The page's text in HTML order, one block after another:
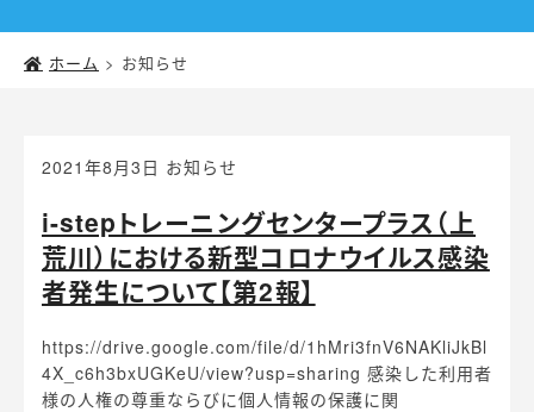
i
ホーム > お知らせ
2021年8月3日 お知らせ
i-stepトレーニングセンタープラス（上
荒川）における新型コロナウイルス感染
者発生について【第2報】
https://drive.google.com/file/d/1hMri3fnV6NAKliJkBl
4X_c6h3bxUGKeU/view?usp=sharing 感染した利用者
様の人権の尊重ならびに個人情報の保護に関